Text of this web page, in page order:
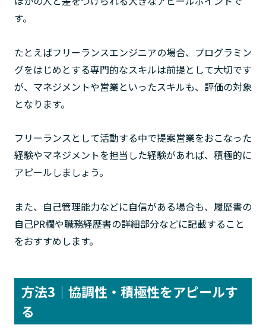
す。
たとえばフリーランスエンジニアの場合、プログラミン
グをはじめとする専門的なスキルは前提として大切です
が、マネジメントや営業といったスキルも、評価の対象
となります。
フリーランスとして活動する中で提案営業をおこなった
経験やマネジメントを担当した経験があれば、積極的に
アピールしましょう。
また、自己管理能力などに自信がある場合も、履歴書の
自己PR欄や職務経歴書の詳細部分などに記載すること
をおすすめします。
方法3｜協調性・積極性をアピールす
る